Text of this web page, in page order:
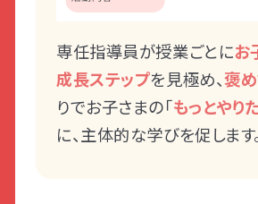
専任指導員が授業ごとにお
成長ステップを見極め、褒
りでお子さまの「もっとやり
に、主体的な学びを促します